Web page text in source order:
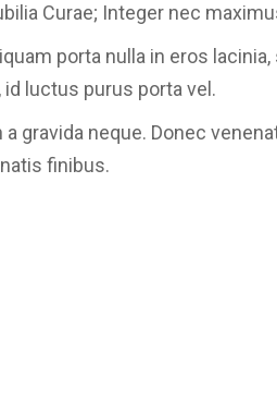
Curae; Integer nec
porta nulla in eros
luctus purus porta vel.
gravida neque. Donec
finibus.